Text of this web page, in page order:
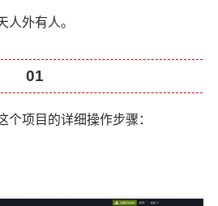
人外有人。
01
个项目的详细操作步骤：